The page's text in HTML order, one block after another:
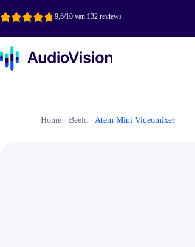
naar
inhoud
9,6/10 van 132 reviews
Home /Beeld / Atem Mini Videomixer